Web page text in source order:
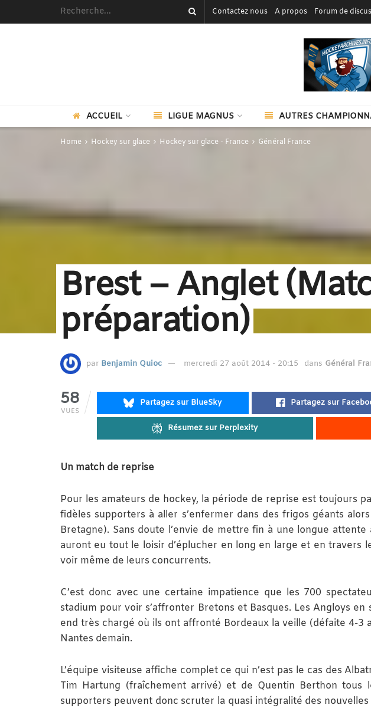
Contactez nous A propos Forum de
ACCUEIL LIGUE MAGNUS AUTRES
Home Hockey sur glace Hockey sur glace - France Général France
Brest – Anglet
préparation)
par Benjamin Quioc mercredi 27 août 2014 - 20:15 dans Général
58
VUES
Partagez sur BlueSky Partagez sur
Résumez sur Perplexity
Un match de reprise
Pour les amateurs de hockey, la période de reprise est toujours
fidèles supporters à aller s’enfermer dans des frigos géants
Bretagne). Sans doute l’envie de mettre fin à une longue
auront eu tout le loisir d’éplucher en long en large et en travers
voir même de leurs concurrents.
C’est donc avec une certaine impatience que les 700
stadium pour voir s’affronter Bretons et Basques. Les Angloys
end très chargé où ils ont affronté Bordeaux la veille (défaite 4-3
Nantes demain.
L’équipe visiteuse affiche complet ce qui n’est pas le cas des
Tim Hartung (fraîchement arrivé) et de Quentin Berthon tous
supporters peuvent donc scruter la quasi intégralité des